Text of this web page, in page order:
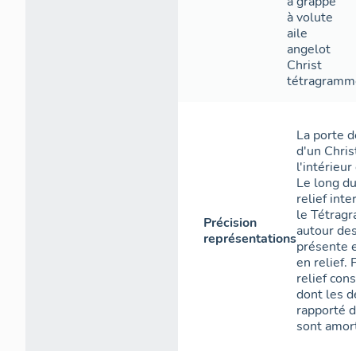
à volute
aile
angelot
Christ
Précision
représentations
La porte
d'un
l'intérieur
Le long
relief
le
autour
présente
en relief.
relief
dont les
rapporté
sont